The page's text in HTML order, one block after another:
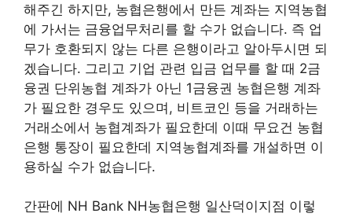
해주긴 하지만, 농협은행에서 만든 계좌는 지역농협
에 가서는 금융업무처리를 할 수가 없습니다. 즉 업
무가 호환되지 않는 다른 은행이라고 알아두시면 되
겠습니다. 그리고 기업 관련 입금 업무를 할 때 2금
융권 단위농협 계좌가 아닌 1금융권 농협은행 계좌
가 필요한 경우도 있으며, 비트코인 등을 거래하는
거래소에서 농협계좌가 필요한데 이때 무요건 농협
은행 통장이 필요한데 지역농협계좌를 개설하면 이
용하실 수가 없습니다.
간판에 NH Bank NH농협은행 일산덕이지점 이렇